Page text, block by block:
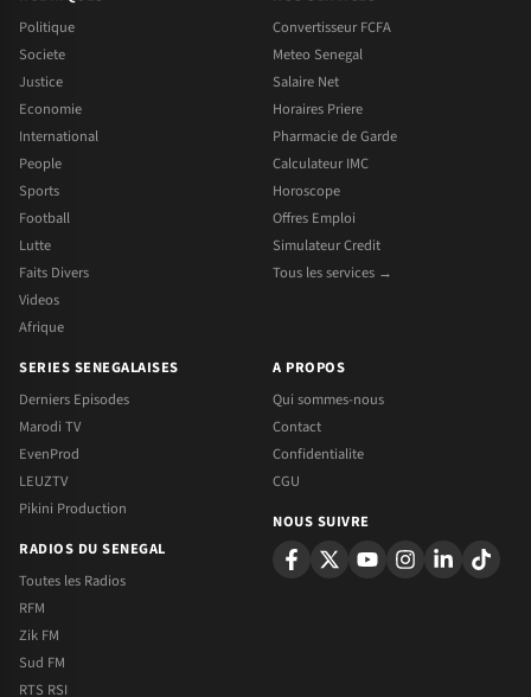
Politique
Societe
Justice
Economie
International
People
Sports
Football
Lutte
Faits Divers
Videos
Afrique
Convertisseur FCFA
Meteo Senegal
Salaire Net
Horaires Priere
Pharmacie de Garde
Calculateur IMC
Horoscope
Offres Emploi
Simulateur Credit
Tous les services →
SERIES SENEGALAISES
Derniers Episodes
Marodi TV
EvenProd
LEUZTV
Pikini Production
RADIOS DU SENEGAL
Toutes les Radios
RFM
Zik FM
Sud FM
RTS RSI
A PROPOS
Qui sommes-nous
Contact
Confidentialite
CGU
NOUS SUIVRE